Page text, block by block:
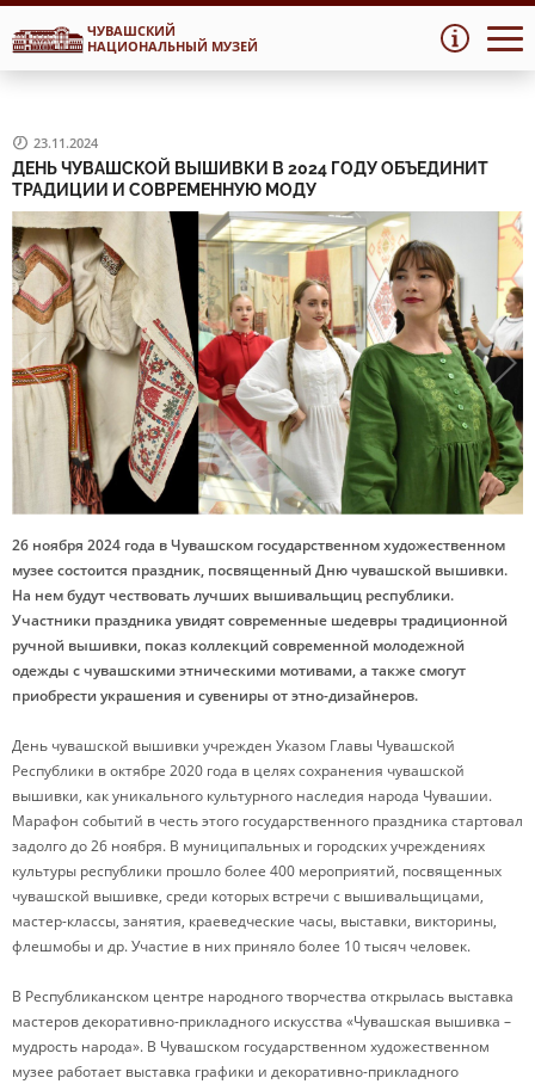
Перейти
к
Перейти
к
ЧУВАШСКИЙ
НАЦИОНАЛЬНЫЙ МУЗЕЙ
23.11.2024
ДЕНЬ ЧУВАШСКОЙ ВЫШИВКИ В 2024 ГОДУ ОБЪЕДИНИТ
ТРАДИЦИИ И СОВРЕМЕННУЮ МОДУ
26 ноября 2024 года вЧувашском государственном художественном
музее состоится праздник, посвященный Дню чувашской вышивки.
На нем будут чествовать лучших вышивальщиц республики.
Участники праздника увидят современные шедевры традиционной
ручной вышивки, показ коллекций современной молодежной
одежды с чувашскими этническими мотивами, а также смогут
приобрести украшения и сувениры от этно-дизайнеров.
День чувашской вышивки учрежден Указом Главы Чувашской
Республики в октябре 2020 года в целях сохранения чувашской
вышивки, как уникального культурного наследия народа Чувашии.
Марафон событий в честь этого государственного праздника стартовал
задолго до 26 ноября. В муниципальных и городских учреждениях
культуры республики прошло более 400 мероприятий, посвященных
чувашской вышивке, среди которых встречи с вышивальщицами,
мастер-классы, занятия, краеведческие часы, выставки, викторины,
флешмобы и др. Участие в них приняло более 10 тысяч человек.
В Республиканском центре народного творчества открылась выставка
мастеров декоративно-прикладного искусства «Чувашская вышивка –
мудрость народа». В Чувашском государственном художественном
музее работает выставка графики и декоративно-прикладного